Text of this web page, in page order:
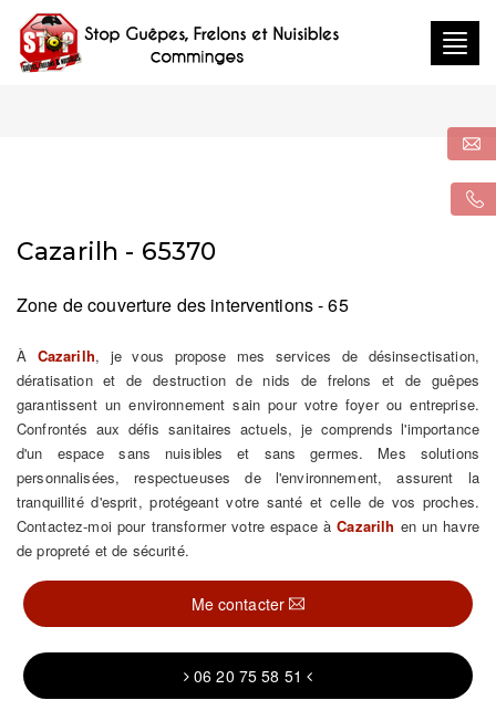
Cazarilh - 65370
Zone de couverture des interventions - 65
À Cazarilh, je vous propose mes services de désinsectisation,
dératisation et de destruction de nids de frelons et de guêpes
garantissent un environnement sain pour votre foyer ou entreprise.
Confrontés aux défis sanitaires actuels, je comprends l'importance
d'un espace sans nuisibles et sans germes. Mes solutions
personnalisées, respectueuses de l'environnement, assurent la
tranquillité d'esprit, protégeant votre santé et celle de vos proches.
Contactez-moi pour transformer votre espace àCazarilh en un havre
de propreté et de sécurité.
Me contacter
06 20 75 58 51